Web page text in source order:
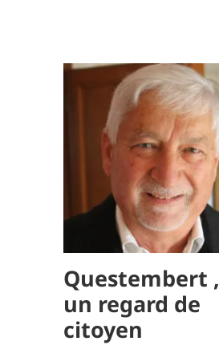
Questembert ,
un regard de
citoyen